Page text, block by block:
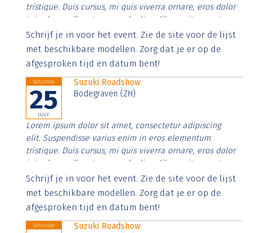
tristique. Duis cursus, mi quis viverra ornare, eros dolor
interdum nulla, ut commodo diam libero vitae erat.
Aenean faucibus nibh et justo cursus id rutrum lorem
imperdiet. Nunc ut sem vitae risus tristique posuere.
Schrijf je in voor het event. Zie de site voor de lijst
met beschikbare modellen. Zorg dat je er op de
afgesproken tijd en datum bent!
Saturday
25
JULY
Suzuki Roadshow
Bodegraven (ZH)
Lorem ipsum dolor sit amet, consectetur adipiscing
elit. Suspendisse varius enim in eros elementum
tristique. Duis cursus, mi quis viverra ornare, eros dolor
interdum nulla, ut commodo diam libero vitae erat.
Aenean faucibus nibh et justo cursus id rutrum lorem
imperdiet. Nunc ut sem vitae risus tristique posuere.
Schrijf je in voor het event. Zie de site voor de lijst
met beschikbare modellen. Zorg dat je er op de
afgesproken tijd en datum bent!
Saturday
Suzuki Roadshow